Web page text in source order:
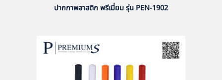
ปากกาพลาสติก พรีเมี่ยม รุ่น PEN-1902